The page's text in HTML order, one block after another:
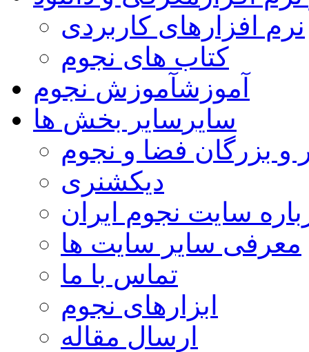
نرم افزارهای کاربردی
کتاب های نجوم
آموزشآموزش نجوم
سایر سایر بخش ها
و بزرگان فضا و نجوم
دیکشنری
سایت نجوم ایران
معرفی سایر سایت ها
تماس با ما
ابزارهای نجوم
ارسال مقاله